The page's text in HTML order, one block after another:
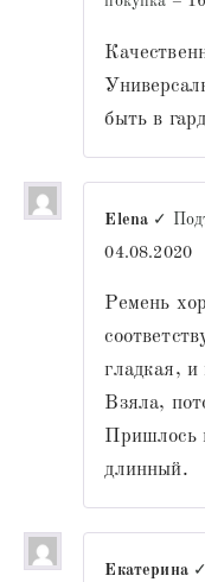
быть в
Elena ✓
04.08.2020
Ремень
гладкая,
Взяла,
Пришлось
длинный.
Екатерина